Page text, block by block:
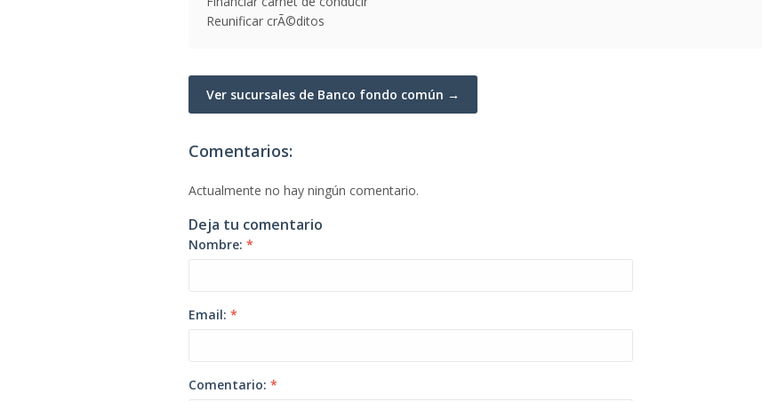
Reunificar crÃ©ditos
Ver sucursales de Banco fondo común →
Comentarios:
Actualmente no hay ningún comentario.
Deja tu comentario
Nombre: *
Email: *
Comentario: *